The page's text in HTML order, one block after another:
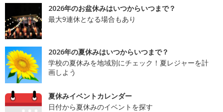
2026年のお盆休みはいつからいつまで？
最大9連休となる場合もあり
2026年の夏休みはいつからいつまで？
学校の夏休みを地域別にチェック！夏レジャーを計
画しよう
夏休みイベントカレンダー
日付から夏休みのイベントを探す